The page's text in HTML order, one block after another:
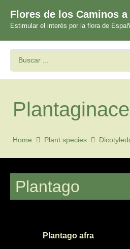
Flores de los Caminos
Estimular el interés por la flora de
Home Plant species
Plantago
Plantago afra